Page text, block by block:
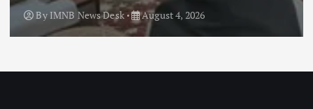
ByIMNB News Desk August 4, 2026